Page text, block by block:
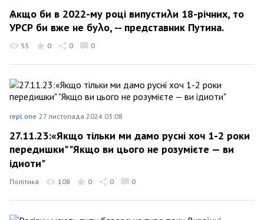
Ѧкщо би в 2022-му році випустиλи 18-річних, то
УРСР би вже не буλо, -- представник Путина.
55 0 0 0
repl one 27 листопада 2024 03:08
27.11.23:«Якщо тільки ми дамо русні хоч 1-2 роки
передишки" "Якщо ви цього не розумієте — ви
ідиоти"
Політика 108 0 0 0